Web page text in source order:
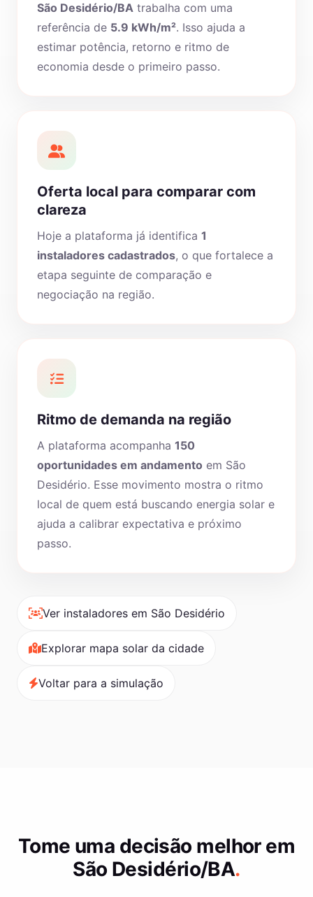
São Desidério/BA trabalha com uma
referência de 5.9 kWh/m². Isso ajuda a
estimar potência, retorno e ritmo de
economia desde o primeiro passo.
Oferta local para comparar com
clareza
Hoje a plataforma já identifica 1
instaladores cadastrados, o que fortalece a
etapa seguinte de comparação e
negociação na região.
Ritmo de demanda na região
A plataforma acompanha 150
oportunidades em andamento em São
Desidério. Esse movimento mostra o ritmo
local de quem está buscando energia solar e
ajuda a calibrar expectativa e próximo
passo.
Ver instaladores em São Desidério
Explorar mapa solar da cidade
Voltar para a simulação
Tome uma decisão melhor em
São Desidério/BA.